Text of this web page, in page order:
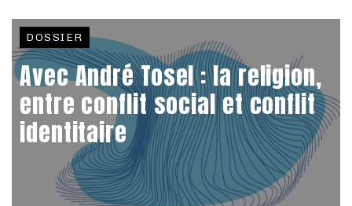
DOSSIER
Avec André Tosel : la religion,
entre conflit social et conflit
identitaire